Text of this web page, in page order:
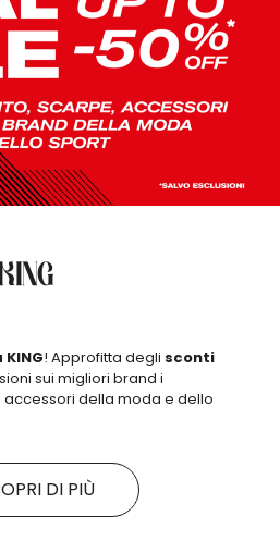
! Approfitta degli sconti
sui migliori brand i
della moda e dello
DI PIÙ